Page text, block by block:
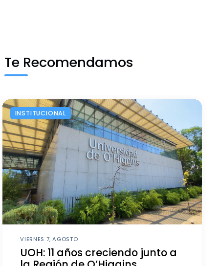
Te Recomendamos
INSTITUCIONAL
VIERNES 7, AGOSTO
UOH: 11 años creciendo junto a